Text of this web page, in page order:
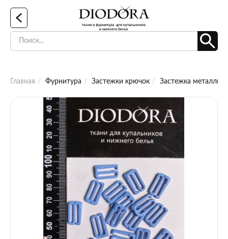
Главная Фурнитура Застежки крючок Застежка